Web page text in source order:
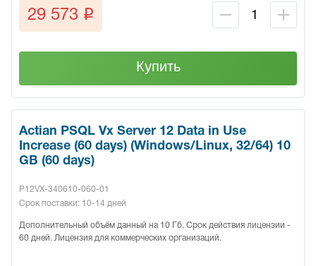
29 573 q
Купить
Actian PSQL Vx Server 12 Data in Use
Increase (60 days) (Windows/Linux, 32/64) 10
GB (60 days)
P12VX-340610-060-01
Срок поставки: 10-14 дней
Дополнительный объём данный на 10 Гб. Срок действия лицензии -
60 дней. Лицензия для коммерческих организаций.